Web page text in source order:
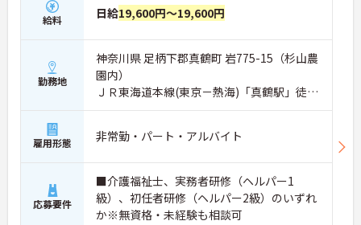
給料 日給19,600円～19,600円
勤務地
神奈川県 足柄下郡真鶴町 岩775-15（杉山農
園内）
ＪＲ東海道本線(東京－熱海)「真鶴駅」徒歩
17分
雇用形態 非常勤・パート・アルバイト
応募要件
■介護福祉士、実務者研修（ヘルパー1
級）、初任者研修（ヘルパー2級）のいずれ
か※無資格・未経験も相談可